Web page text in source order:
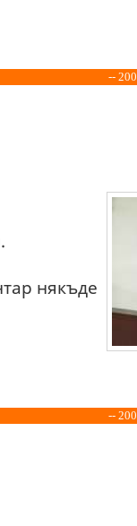
--
някъде
--